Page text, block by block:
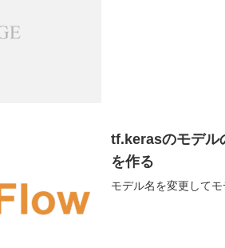
tf.kerasのモデル
を作る
モデル名を変更して